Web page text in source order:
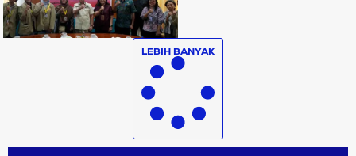
LEBIH BANYAK